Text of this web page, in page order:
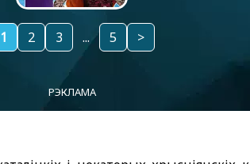
1 2 3 ... 5 >
РЭКЛАМА